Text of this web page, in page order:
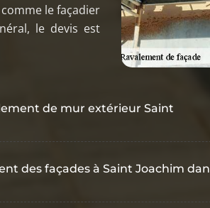
le façadier
le devis est
de mur extérieur Saint
des façades à Saint Joachim